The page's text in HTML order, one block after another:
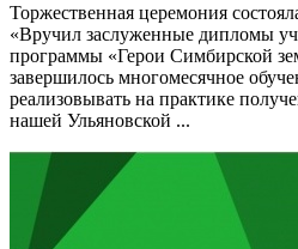
Торжественная церемония
«Вручил заслуженные дипломы
программы «Герои Симбирской
завершилось многомесячное
реализовывать на практике
нашей Ульяновской ...